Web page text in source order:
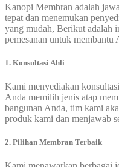
Kanopi Membran adalah
tepat dan menemukan
yang mudah, Berikut adalah
pemesanan untuk membantu
1. Konsultasi Ahli
Kami menyediakan
Anda memilih jenis atap
bangunan Anda, tim kami
produk kami dan menjawab
2. Pilihan Membran Terbaik